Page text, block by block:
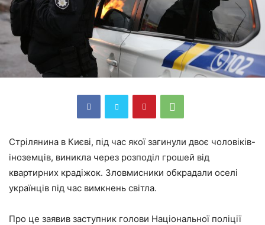
Стрілянина в Києві, під час якої загинули двоє чоловіків-
іноземців, виникла через розподіл грошей від
квартирних крадіжок. Зловмисники обкрадали оселі
українців під час вимкнень світла.
Про це заявив заступник голови Національної поліції